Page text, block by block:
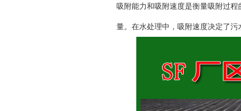
吸附能力和吸附速度是衡量吸附过
量。在水处理中，吸附速度决定了污